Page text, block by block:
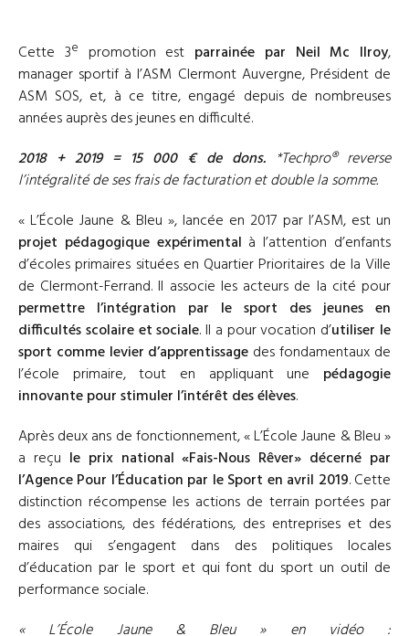
Cette 3e promotion est parrainée par Neil Mc Ilroy,
manager sportif à l’ASM Clermont Auvergne, Président de
ASM SOS, et, à ce titre, engagé depuis de nombreuses
années auprès des jeunes en difficulté.
2018 + 2019 = 15 000 € de dons. *Techpro® reverse
l’intégralité de ses frais de facturation et double la somme.
« L’École Jaune & Bleu », lancée en 2017 par l’ASM, est un
projet pédagogique expérimental à l’attention d’enfants
d’écoles primaires situées en Quartier Prioritaires de la Ville
de Clermont-Ferrand. Il associe les acteurs de la cité pour
permettre l’intégration par le sport des jeunes en
difficultés scolaire et sociale. Il a pour vocation d’utiliser le
sport comme levier d’apprentissage des fondamentaux de
l’école primaire, tout en appliquant une pédagogie
innovante pour stimuler l’intérêt des élèves.
Après deux ans de fonctionnement, « L’École Jaune & Bleu »
a reçu le prix national «Fais-Nous Rêver» décerné par
l’Agence Pour l’Éducation par le Sport en avril 2019. Cette
distinction récompense les actions de terrain portées par
des associations, des fédérations, des entreprises et des
maires qui s’engagent dans des politiques locales
d’éducation par le sport et qui font du sport un outil de
performance sociale.
« L’École Jaune & Bleu » en vidéo :